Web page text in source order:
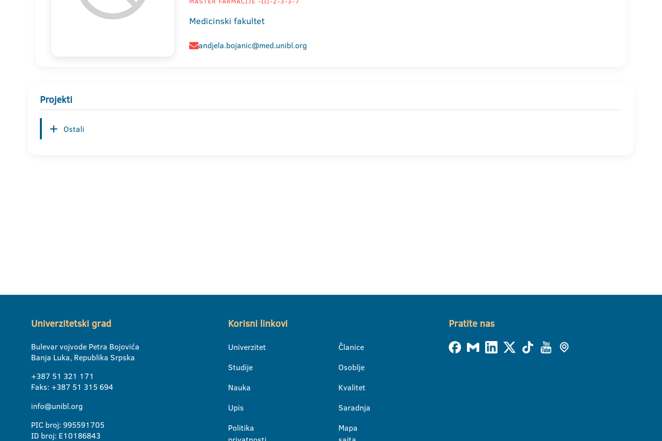
Medicinski fakultet
andjela.bojanic@med.unibl.org
Projekti
Ostali
Univerzitetski grad
Bulevar vojvode Petra Bojovića
Banja Luka, Republika Srpska
+387 51 321 171
Faks: +387 51 315 694
info@unibl.org
PIC broj: 995591705
ID broj: E10186843
Korisni linkovi
Univerzitet
Studije
Nauka
Upis
Politika
Članice
Osoblje
Kvalitet
Saradnja
Mapa
Pratite nas